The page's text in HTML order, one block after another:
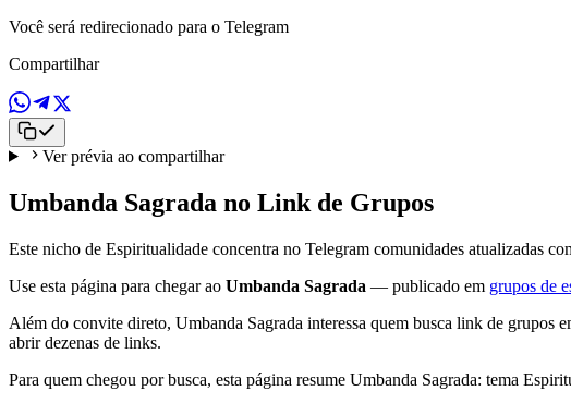
Você será redirecionado para o Telegram
Compartilhar
Ver prévia ao compartilhar
Umbanda Sagrada no Link de Grupos
Este nicho de Espiritualidade concentra no Telegram comunidades atualizadas
Use esta página para chegar ao Umbanda Sagrada — publicado em grupos de
Além do convite direto, Umbanda Sagrada interessa quem busca link de
abrir dezenas de links.
Para quem chegou por busca, esta página resume Umbanda Sagrada: tema